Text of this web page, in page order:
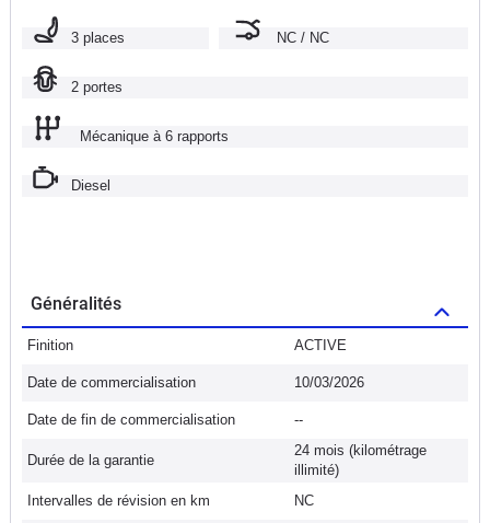
3 places NC / NC
2 portes
Mécanique à 6 rapports
Diesel
Généralités
Finition ACTIVE
Date de commercialisation 10/03/2026
Date de fin de commercialisation --
Durée de la garantie
24 mois (kilométrage
illimité)
Intervalles de révision en km
NC